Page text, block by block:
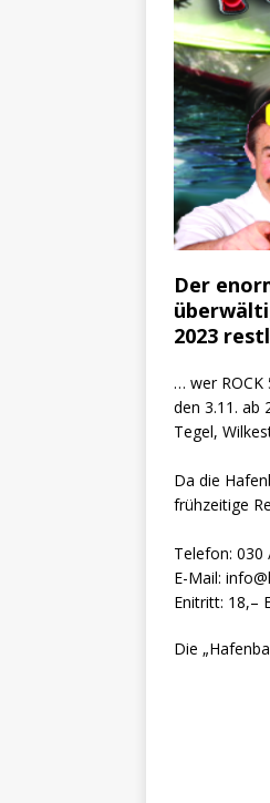
Der
2023
… wer ROCK
den 3.11. ab
Tegel,
Da die
frühzeitige
Telefon: 030
E-Mail:
Enitritt: 18,–
Die